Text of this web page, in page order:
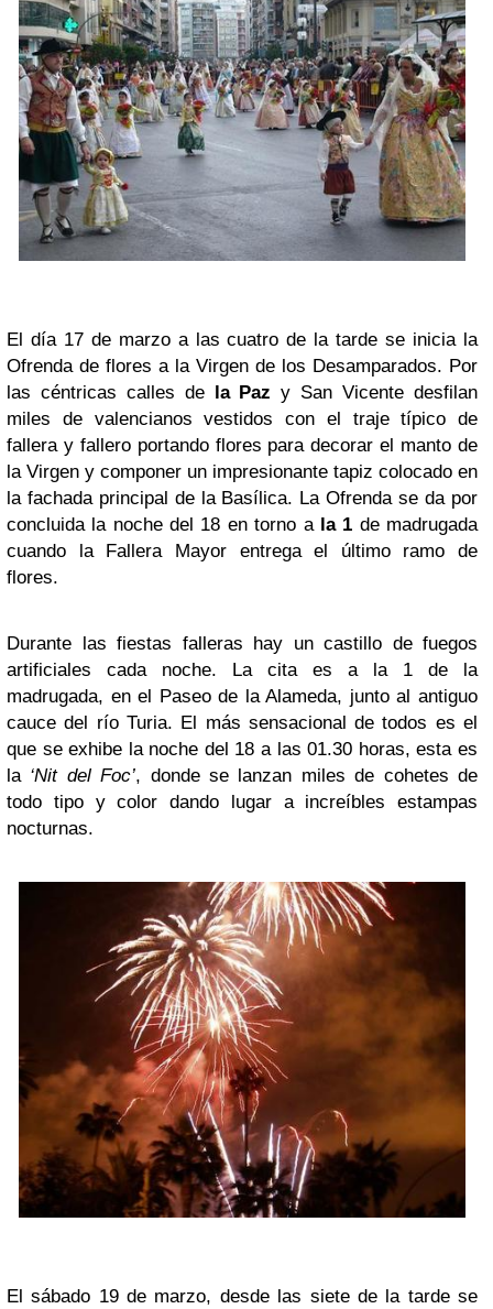
El día 17 de marzo a las cuatro de la tarde se inicia la
Ofrenda de flores a la Virgen de los Desamparados. Por
las céntricas calles de la Paz y San Vicente desfilan
miles de valencianos vestidos con el traje típico de
fallera y fallero portando flores para decorar el manto de
la Virgen y componer un impresionante tapiz colocado en
la fachada principal de la Basílica. La Ofrenda se da por
concluida la noche del 18 en torno a la 1 de madrugada
cuando la Fallera Mayor entrega el último ramo de
flores.
Durante las fiestas falleras hay un castillo de fuegos
artificiales cada noche. La cita es a la 1 de la
madrugada, en el Paseo de la Alameda, junto al antiguo
cauce del río Turia. El más sensacional de todos es el
que se exhibe la noche del 18 a las 01.30 horas, esta es
la ‘Nit del Foc’, donde se lanzan miles de cohetes de
todo tipo y color dando lugar a increíbles estampas
nocturnas.
El sábado 19 de marzo, desde las siete de la tarde se